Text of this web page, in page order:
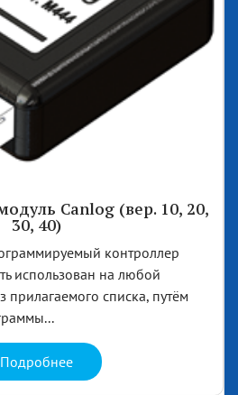
Сanlog (вер. 10, 20,
30, 40)
контроллер
использован на любой
прилагаемого списка, путём
Подробнее